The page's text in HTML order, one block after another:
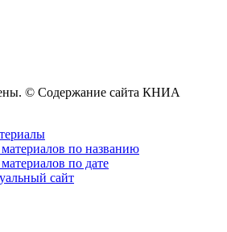
© Содержание сайта КНИА
по названию
по дате
сайт